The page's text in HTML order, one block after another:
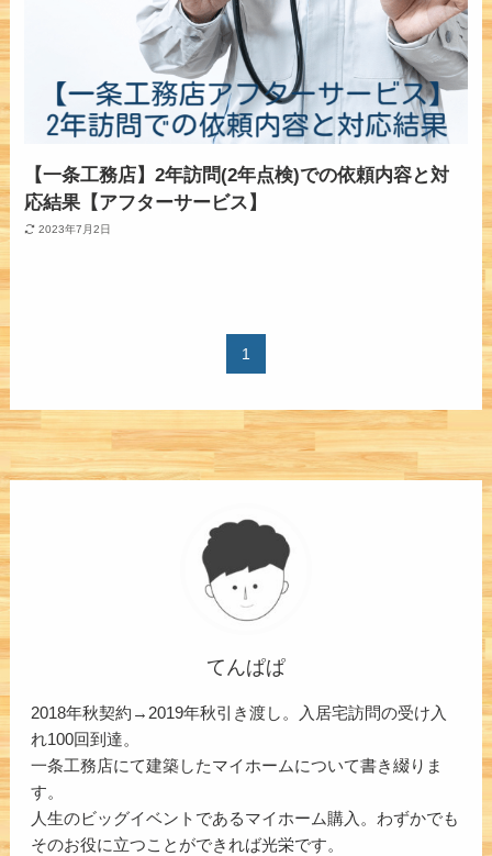
【一条工務店】2年訪問(2年点検)での依頼内容と対
応結果【アフターサービス】
2023年7月2日
1
てんぱぱ
2018年秋契約→2019年秋引き渡し。入居宅訪問の受け入
れ100回到達。
一条工務店にて建築したマイホームについて書き綴りま
す。
人生のビッグイベントであるマイホーム購入。わずかでも
そのお役に立つことができれば光栄です。